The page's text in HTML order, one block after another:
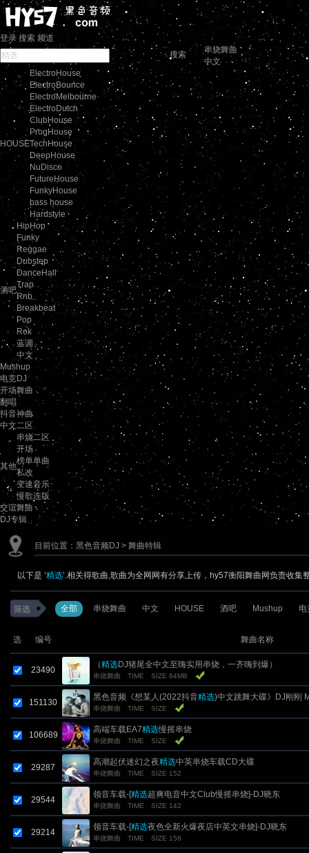
登录 搜索 频道
搜索
串烧舞曲
中文
HOUSE
ElectroHouse
ElectroBounce
ElectroMelbourne
ElectroDutch
ClubHouse
ProgHouse
TechHouse
DeepHouse
NuDisco
FutureHouse
FunkyHouse
bass house
Hardstyle
酒吧
HipHop
Funky
Reggae
Dubstep
DanceHall
Trap
Rnb
Breakbeat
Pop
Rok
蓝调
中文
Mushup
电竞DJ
开场舞曲
翻唱
抖音神曲
中文二区
其他
串烧二区
开场
榜单单曲
私改
变速音乐
慢歌连版
交谊舞曲
DJ专辑
目前位置： 黑色音频DJ > 舞曲特辑
以下是 ‘精选’.相关得歌曲,歌曲为全网网有分享上传，hy57衡阳舞曲网负责收集
筛选 全部 串烧舞曲 中文 HOUSE 酒吧 Mushup 电
选 编号 舞曲名称
23490
（精选DJ猪尾全中文至嗨实用串烧，一齐嗨到爆）
串烧舞曲 TIME SIZE 64MB
151130
黑色音频《想某人(2022抖音精选)中文跳舞大碟》DJ刚刚
串烧舞曲 TIME SIZE
106689
高端车载EA7精选慢摇串烧
串烧舞曲 TIME SIZE
29287
高潮起伏迷幻之夜精选中英串烧车载CD大碟
串烧舞曲 TIME SIZE 152
29544
领音车载-[精选超爽电音中文Club慢摇串烧]-DJ晓东
串烧舞曲 TIME SIZE 142
29214
领音车载-[精选夜色全新火爆夜店中英文串烧]-DJ晓东
串烧舞曲 TIME SIZE 156